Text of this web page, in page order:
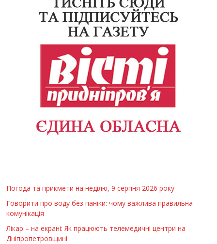
Погода та прикмети на неділю, 9 серпня 2026 року
Говорити про воду без паніки: чому важлива правильна
комунікація
Лікар – на екрані: Як працюють телемедичні центри на
Дніпропетровщині